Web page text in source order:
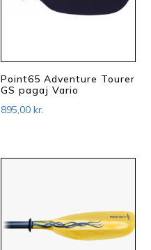
Point65 Adventure Tourer
GS pagaj Vario
895,00kr.